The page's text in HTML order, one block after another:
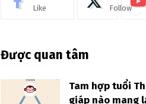
Like Follow
Được quan tâm
Tam hợp tuổi
giáp nào mang